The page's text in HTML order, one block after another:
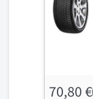
70,80 €